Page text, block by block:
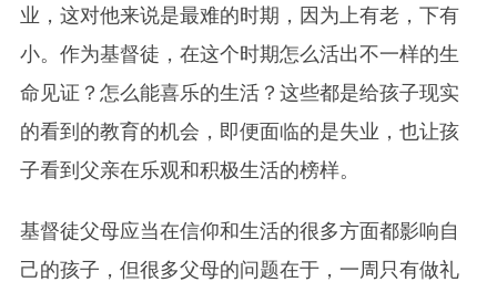
业，这对他来说是最难的时期，因为上有老，下有
小。作为基督徒，在这个时期怎么活出不一样的生
命见证？怎么能喜乐的生活？这些都是给孩子现实
的看到的教育的机会，即便面临的是失业，也让孩
子看到父亲在乐观和积极生活的榜样。
基督徒父母应当在信仰和生活的很多方面都影响自
己的孩子，但很多父母的问题在于，一周只有做礼